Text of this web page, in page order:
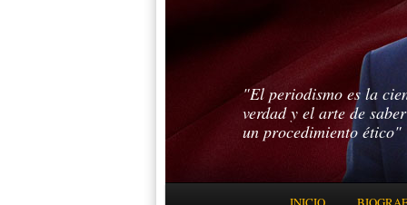
"El periodismo es la
verdad y el arte de
un procedimiento ético"